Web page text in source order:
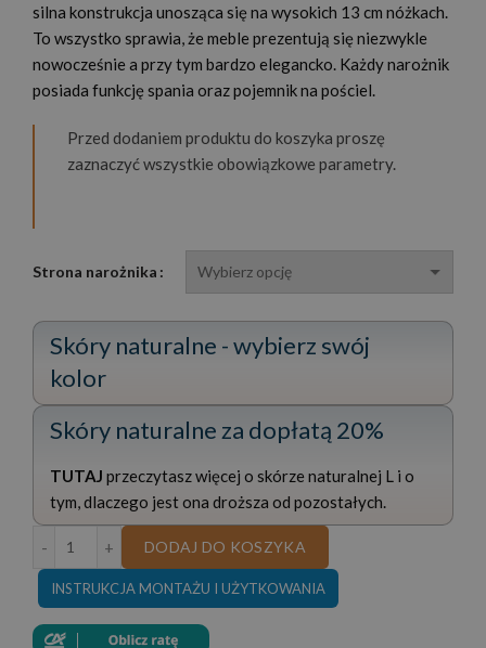
silna konstrukcja unosząca się na wysokich 13 cm nóżkach.
To wszystko sprawia, że meble prezentują się niezwykle
nowocześnie a przy tym bardzo elegancko. Każdy narożnik
posiada funkcję spania oraz pojemnik na pościel.
Przed dodaniem produktu do koszyka proszę
zaznaczyć wszystkie obowiązkowe parametry.
Strona narożnika
Skóry naturalne - wybierz swój
kolor
Skóry naturalne za dopłatą 20%
TUTAJ przeczytasz więcej o skórze naturalnej L i o
tym, dlaczego jest ona droższa od pozostałych.
ilość NAROŻNIK ZE SKÓRY ARIA II 250x185 CM
DODAJ DO KOSZYKA
INSTRUKCJA MONTAŻU I UŻYTKOWANIA